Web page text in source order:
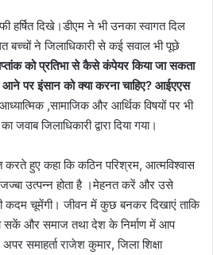
हर्षित दिखे।डीएम ने भी उनका स्वागत दिल
बच्चों ने जिलाधिकारी से कई सवाल भी पूछे
को प्रतिभा से कैसे कंपेयर किया जा सकता
आने पर इंसान को क्या करना चाहिए? आईएएस
,सामाजिक और आर्थिक विषयों पर भी
जिलाधिकारी द्वारा दिया गया।
करते हुए कहा कि कठिन परिश्रम, आत्मविश्वास
उत्पन्न होता है ।मेहनत करें और उसे
चूमेंगी। जीवन में कुछ बनकर दिखाएं ताकि
और समाज तथा देश के निर्माण में आप
समाहर्ता राजेश कुमार, जिला शिक्षा